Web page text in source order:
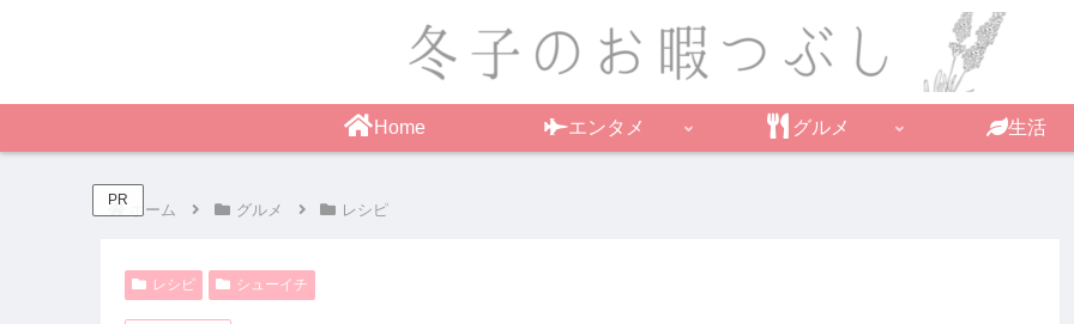
Home エンタメ グルメ 生活
PR
ホーム グルメ レシピ
レシピ シューイチ